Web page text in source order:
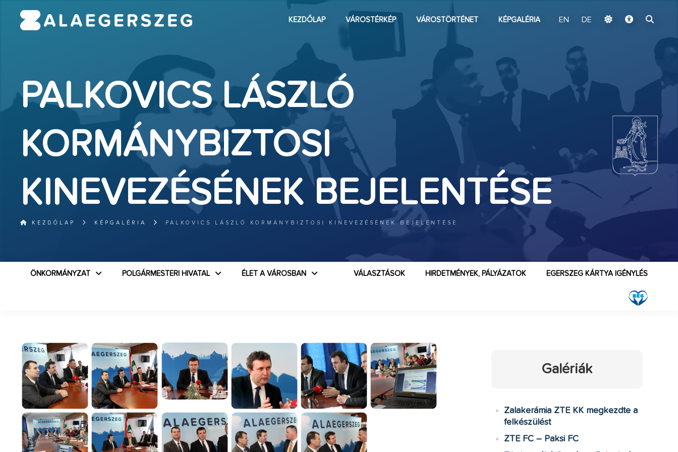
KEZDŐLAP VÁROSTÉRKÉP VÁROSTÖRTÉNET KÉPGALÉRIA EN DE
PALKOVICS LÁSZLÓ
KORMÁNYBIZTOSI
KINEVEZÉSÉNEK BEJELENTÉSE
KEZDŐLAP KÉPGALÉRIA PALKOVICS LÁSZLÓ KORMÁNYBIZTOSI KINEVEZÉSÉNEK BEJELENTÉSE
ÖNKORMÁNYZAT POLGÁRMESTERI HIVATAL ÉLET A VÁROSBAN EGERSZEG KÁRTYA IGÉNYLÉS
HIRDETMÉNYEK, PÁLYÁZATOK
VÁLASZTÁSOK
Galériák
Zalakerámia ZTE KK megkezdte a
felkészülést
ZTE FC – Paksi FC